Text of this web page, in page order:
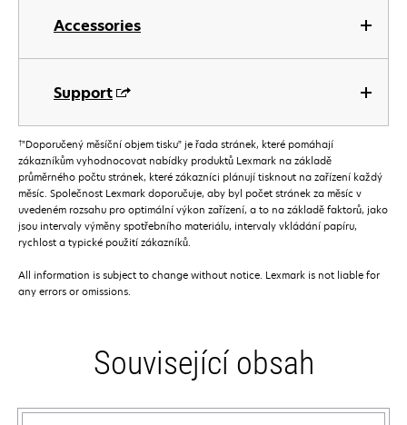
Accessories
Support
†”Doporučený měsíční objem tisku” je řada stránek, které pomáhají
zákazníkům vyhodnocovat nabídky produktů Lexmark na základě
průměrného počtu stránek, které zákazníci plánují tisknout na zařízení každý
měsíc. Společnost Lexmark doporučuje, aby byl počet stránek za měsíc v
uvedeném rozsahu pro optimální výkon zařízení, a to na základě faktorů, jako
jsou intervaly výměny spotřebního materiálu, intervaly vkládání papíru,
rychlost a typické použití zákazníků.
All information is subject to change without notice. Lexmark is not liable for
any errors or omissions.
Související obsah